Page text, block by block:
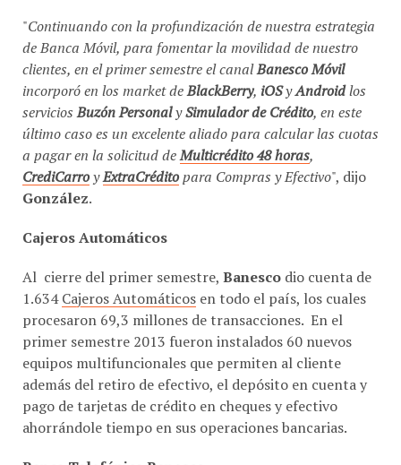
de Banca Móvil, para fomentar la movilidad de nuestro
clientes, en el primer semestre el canalBanesco Móvil
incorporó en los market deBlackBerry,iOSyAndroid
serviciosBuzón PersonalySimulador de Crédito, en este
último caso es un excelente aliado para calcular las cuotas
a pagar en la solicitud deMulticrédito 48 horas,
CrediCarro y ExtraCréditopara Compras y Efectivo
González.
1.634Cajeros Automáticosen todo el país, los cuales
procesaron 69,3 millones de transacciones. En el
primer semestre 2013 fueron instalados 60 nuevos
equipos multifuncionales que permiten al cliente
además del retiro de efectivo, el depósito en cuenta y
pago de tarjetas de crédito en cheques y efectivo
ahorrándole tiempo en sus operaciones bancarias.